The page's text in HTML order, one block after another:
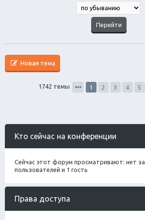
Новая тема
1742 темы 1 2 3 4 5
Кто сейчас на конференции
Сейчас этот форум просматривают: нет
пользователей и 1 гость
Права доступа